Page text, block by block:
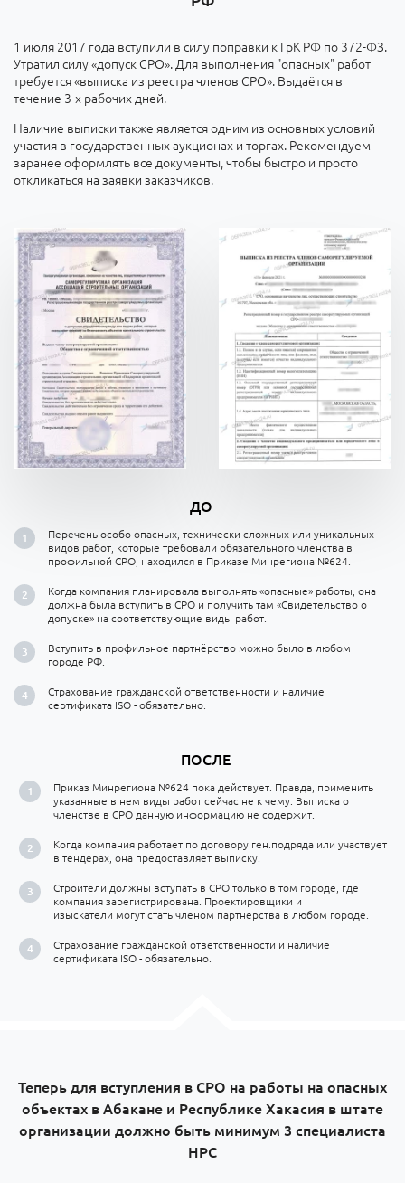
1 июля 2017 года вступили в силу поправки к ГрК РФ по 372-ФЗ.
Утратил силу «допуск СРО». Для выполнения "опасных" работ
требуется «выписка из реестра членов СРО». Выдаётся в
течение 3-х рабочих дней.
Наличие выписки также является одним из основных условий
участия в государственных аукционах и торгах. Рекомендуем
заранее оформлять все документы, чтобы быстро и просто
откликаться на заявки заказчиков.
ДО
Перечень особо опасных, технически сложных или уникальных
видов работ, которые требовали обязательного членства в
профильной СРО, находился в Приказе Минрегиона №624.
Когда компания планировала выполнять «опасные» работы, она
должна была вступить в СРО и получить там «Свидетельство о
допуске» на соответствующие виды работ.
Вступить в профильное партнёрство можно было в любом
городе РФ.
Страхование гражданской ответственности и наличие
сертификата ISO - обязательно.
ПОСЛЕ
Приказ Минрегиона №624 пока действует. Правда, применить
указанные в нем виды работ сейчас не к чему. Выписка о
членстве в СРО данную информацию не содержит.
Когда компания работает по договору ген.подряда или участвует
в тендерах, она предоставляет выписку.
Строители должны вступать в СРО только в том городе, где
компания зарегистрирована. Проектировщики и
изыскатели могут стать членом партнерства в любом городе.
Страхование гражданской ответственности и наличие
сертификата ISO - обязательно.
Теперь для вступления в СРО на работы на опасных
объектах в Абакане и Республике Хакасия в штате
организации должно быть минимум 3 специалиста
НРС